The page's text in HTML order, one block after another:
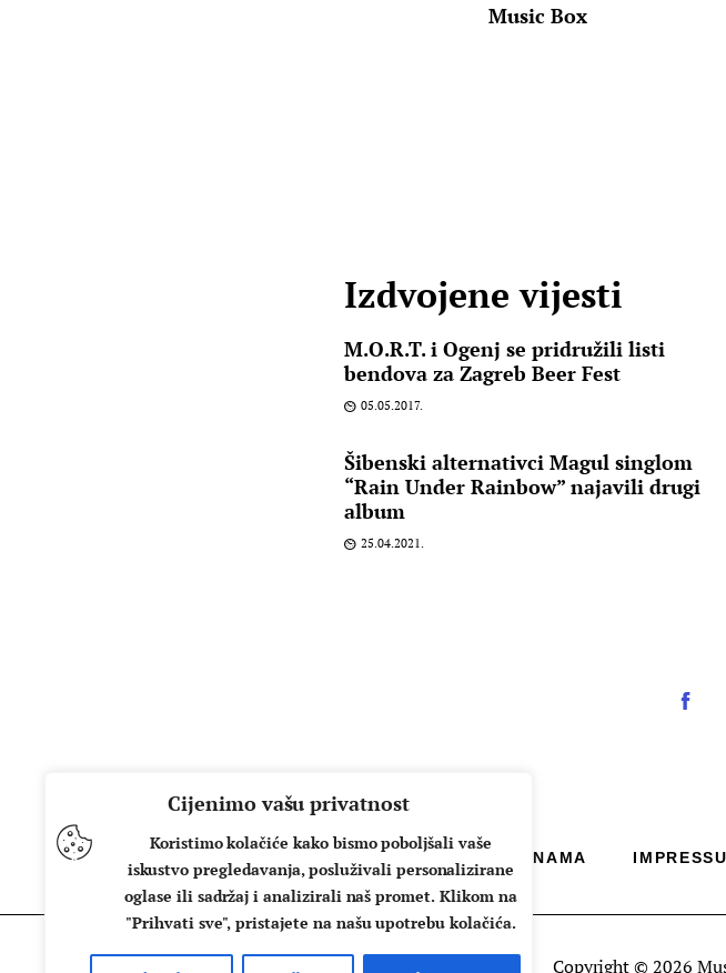
Cijenimo vašu privatnost
Koristimo kolačiće kako bismo poboljšali vaše
iskustvo pregledavanja, posluživali personalizirane
oglase ili sadržaj i analizirali naš promet. Klikom na
"Prihvati sve", pristajete na našu upotrebu kolačića.
Music Box
Izdvojene vijesti
M.O.R.T. i Ogenj se pridružili listi
bendova za Zagreb Beer Fest
05.05.2017.
Šibenski alternativci Magul singlom
“Rain Under Rainbow” najavili drugi
album
25.04.2021.
O NAMA
Copyright © 2026